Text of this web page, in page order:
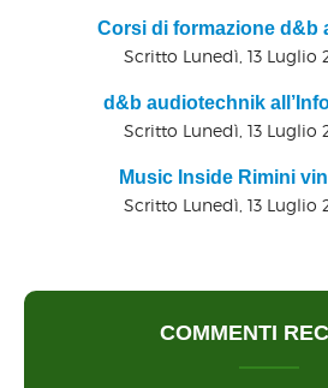
Corsi di formazione d&b
Scritto Lunedì, 13 Luglio
d&b audiotechnik
Scritto Lunedì, 13 Luglio
Music Inside Rimini
Scritto Lunedì, 13 Luglio
COMMENTI